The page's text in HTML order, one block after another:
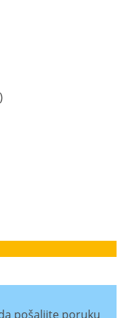
129
pošaljite poruku